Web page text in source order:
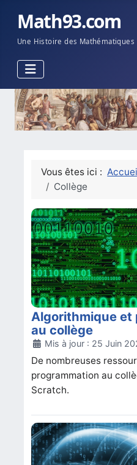
Math93.com
Une Histoire des Mathématiques
Vous êtes ici :
Collège
Algorithmique et
au collège
DétailsMis à jour : 25 Juin
De nombreuses
programmation au
Scratch.